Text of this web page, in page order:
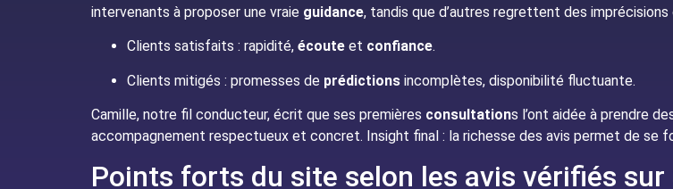
intervenants à proposer une vraie guidance, tandis que d’autres regrettent des imprécisions
Clients satisfaits : rapidité, écoute et confiance.
Clients mitigés : promesses de prédictions incomplètes, disponibilité fluctuante.
Camille, notre fil conducteur, écrit que ses premières consultations l’ont aidée à prendre
accompagnement respectueux et concret. Insight final : la richesse des avis permet de se
Points forts du site selon les avis vérifiés sur